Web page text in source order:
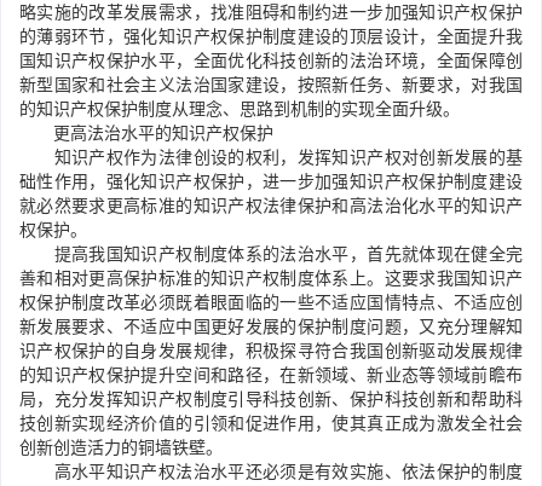
略实施的改革发展需求，找准阻碍和制约进一步加强知识产权保护
的薄弱环节，强化知识产权保护制度建设的顶层设计，全面提升我
国知识产权保护水平，全面优化科技创新的法治环境，全面保障创
新型国家和社会主义法治国家建设，按照新任务、新要求，对我国
的知识产权保护制度从理念、思路到机制的实现全面升级。
更高法治水平的知识产权保护
知识产权作为法律创设的权利，发挥知识产权对创新发展的基
础性作用，强化知识产权保护，进一步加强知识产权保护制度建设
就必然要求更高标准的知识产权法律保护和高法治化水平的知识产
权保护。
提高我国知识产权制度体系的法治水平，首先就体现在健全完
善和相对更高保护标准的知识产权制度体系上。这要求我国知识产
权保护制度改革必须既着眼面临的一些不适应国情特点、不适应创
新发展要求、不适应中国更好发展的保护制度问题，又充分理解知
识产权保护的自身发展规律，积极探寻符合我国创新驱动发展规律
的知识产权保护提升空间和路径，在新领域、新业态等领域前瞻布
局，充分发挥知识产权制度引导科技创新、保护科技创新和帮助科
技创新实现经济价值的引领和促进作用，使其真正成为激发全社会
创新创造活力的铜墙铁壁。
高水平知识产权法治水平还必须是有效实施、依法保护的制度